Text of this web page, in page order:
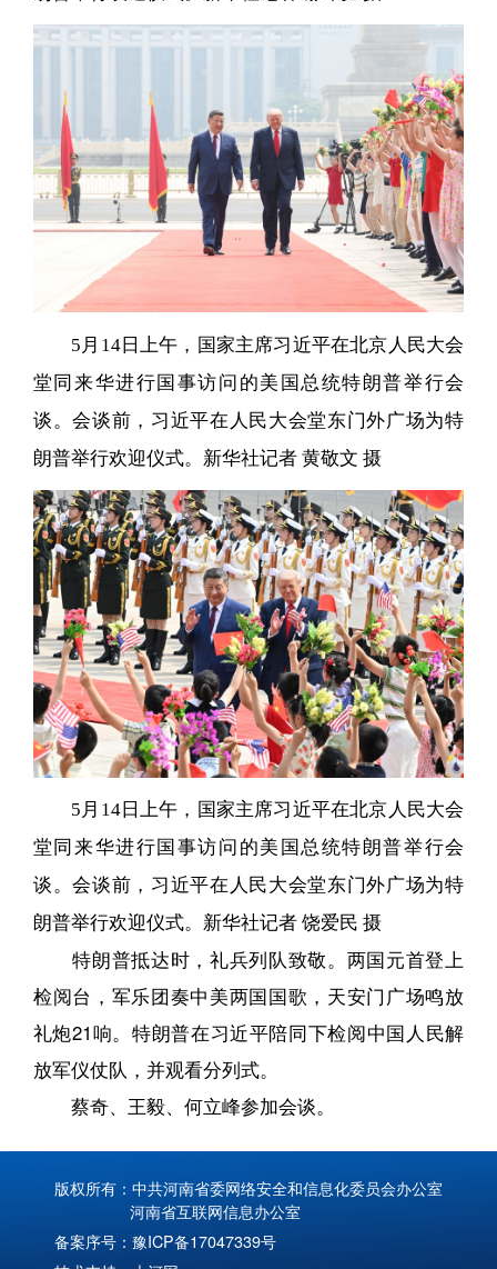
5月14日上午，国家主席习近平在北京人民大会
堂同来华进行国事访问的美国总统特朗普举行会
谈。会谈前，习近平在人民大会堂东门外广场为特
朗普举行欢迎仪式。新华社记者 黄敬文 摄
5月14日上午，国家主席习近平在北京人民大会
堂同来华进行国事访问的美国总统特朗普举行会
谈。会谈前，习近平在人民大会堂东门外广场为特
朗普举行欢迎仪式。新华社记者 饶爱民 摄
特朗普抵达时，礼兵列队致敬。两国元首登上
检阅台，军乐团奏中美两国国歌，天安门广场鸣放
礼炮21响。特朗普在习近平陪同下检阅中国人民解
放军仪仗队，并观看分列式。
蔡奇、王毅、何立峰参加会谈。
版权所有：中共河南省委网络安全和信息化委员会办公室
河南省互联网信息办公室
备案序号： 豫ICP备17047339号